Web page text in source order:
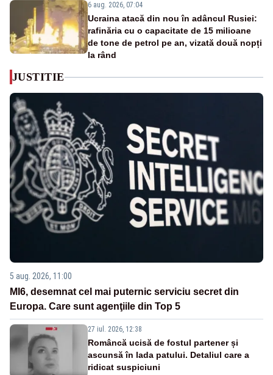
6 aug. 2026, 07:04
Ucraina atacă din nou în adâncul Rusiei:
rafinăria cu o capacitate de 15 milioane
de tone de petrol pe an, vizată două nopți
la rând
JUSTITIE
5 aug. 2026, 11:00
MI6, desemnat cel mai puternic serviciu secret din
Europa. Care sunt agenţiile din Top 5
27 iul. 2026, 12:38
Româncă ucisă de fostul partener și
ascunsă în lada patului. Detaliul care a
ridicat suspiciuni